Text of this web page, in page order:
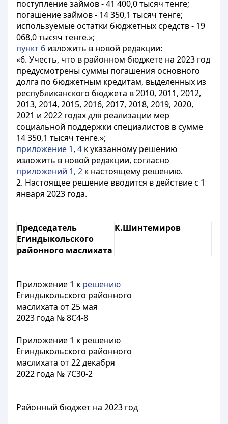
поступление займов - 41 400,0 тысяч тенге;
погашение займов - 14 350,1 тысяч тенге;
используемые остатки бюджетных средств - 19
068,0 тысяч тенге.»;
пункт 6 изложить в новой редакции:
«6. Учесть, что в районном бюджете на 2023 год
предусмотрены суммы погашения основного
долга по бюджетным кредитам, выделенных из
республиканского бюджета в 2010, 2011, 2012,
2013, 2014, 2015, 2016, 2017, 2018, 2019, 2020,
2021 и 2022 годах для реализации мер
социальной поддержки специалистов в сумме
14 350,1 тысяч тенге.»;
приложение 1, 4 к указанному решению
изложить в новой редакции, согласно
приложений 1, 2 к настоящему решению.
2. Настоящее решение вводится в действие с 1
января 2023 года.
Председатель
Егиндыкольского
районного маслихата
К.Шинтемиров
Приложение 1 к решению
Егиндыкольского районного
маслихата от 25 мая
2023 года № 8С4-8
Приложение 1 к решению
Егиндыкольского районного
маслихата от 22 декабря
2022 года № 7С30-2
Районный бюджет на 2023 год